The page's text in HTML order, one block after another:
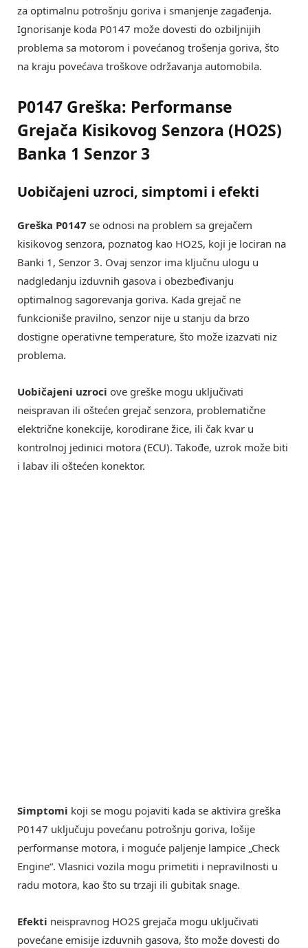
za optimalnu potrošnju goriva i smanjenje zagađenja.
Ignorisanje koda P0147 može dovesti do ozbiljnijih
problema sa motorom i povećanog trošenja goriva, što
na kraju povećava troškove održavanja automobila.
P0147 Greška: Performanse
Grejača Kisikovog Senzora (HO2S)
Banka 1 Senzor 3
Uobičajeni uzroci, simptomi i efekti
Greška P0147 se odnosi na problem sa grejačem
kisikovog senzora, poznatog kao HO2S, koji je lociran na
Banki 1, Senzor 3. Ovaj senzor ima ključnu ulogu u
nadgledanju izduvnih gasova i obezbeđivanju
optimalnog sagorevanja goriva. Kada grejač ne
funkcioniše pravilno, senzor nije u stanju da brzo
dostigne operativne temperature, što može izazvati niz
problema.
Uobičajeni uzroci ove greške mogu uključivati
neispravan ili oštećen grejač senzora, problematične
električne konekcije, korodirane žice, ili čak kvar u
kontrolnoj jedinici motora (ECU). Takođe, uzrok može biti
i labav ili oštećen konektor.
Simptomi koji se mogu pojaviti kada se aktivira greška
P0147 uključuju povećanu potrošnju goriva, lošije
performanse motora, i moguće paljenje lampice „Check
Engine“. Vlasnici vozila mogu primetiti i nepravilnosti u
radu motora, kao što su trzaji ili gubitak snage.
Efekti neispravnog HO2S grejača mogu uključivati
povećane emisije izduvnih gasova, što može dovesti do